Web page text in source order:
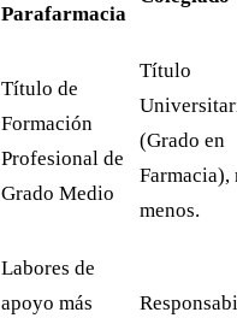
Parafarmacia
Título de
Formación
Profesional de
Grado Medio
Título
(Grado en
Farmacia),
menos.
Labores de
apoyo más